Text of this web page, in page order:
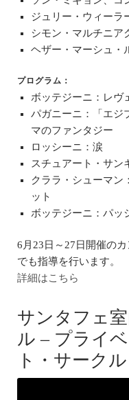
ジュリー・ウィーラ
シモン・マルチニア
ヘザー・マーシュ・
プログラム：
ボッテジーニ：レヴ
パガニーニ：「エジ
マのファンタジー
ロッシーニ：涙
スチュアート・サン
クララ・シューマン
ット
ボッテジーニ：パッ
6月23日～27日開催の
でも指導を行います。
詳細はこちら
サンタフェ
ル – プライ
ト・サーク